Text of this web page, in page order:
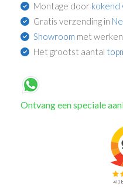
Montage door kokend
Gratis verzending in
Showroom met
Het grootst aantal
Ontvang een speciale